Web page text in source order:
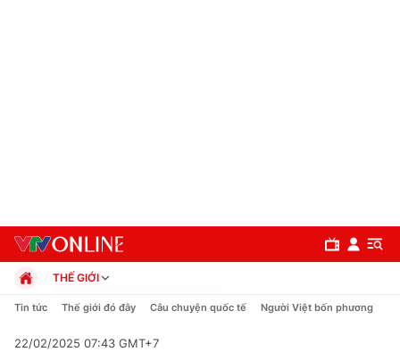
THẾ GIỚI
Chính trị
Pháp luật
Tin tức Thế giới đó đây Câu chuyện quốc tế Người Việt bốn phương
22/02/2025 07:43 GMT+7